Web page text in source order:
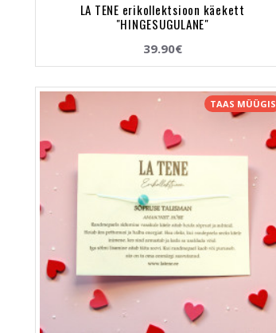
LA TENE erikollektsioon käekett
"HINGESUGULANE"
39.90€
TAAS MÜÜGIS